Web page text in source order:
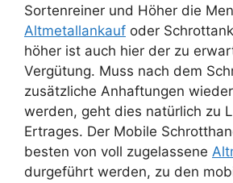
Sortenreiner und Höher die
Altmetallankauf oder
höher ist auch hier der zu
Vergütung. Muss nach dem
zusätzliche Anhaftungen
werden, geht dies natürlich zu
Ertrages. Der Mobile
besten von voll zugelassene
durgeführt werden, zu den